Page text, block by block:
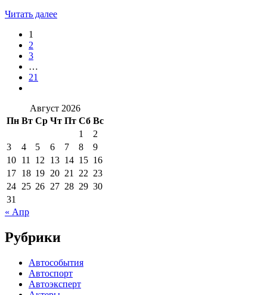
Читать далее
1
2
3
…
21
Август 2026
Пн Вт Ср Чт Пт Сб Вс
1
2
3
4 5 6 7 8
9
10 11 12 13 14 15 16
17 18 19 20 21 22 23
24 25 26 27 28 29 30
31
« Апр
Рубрики
Автособытия
Автоспорт
Автоэксперт